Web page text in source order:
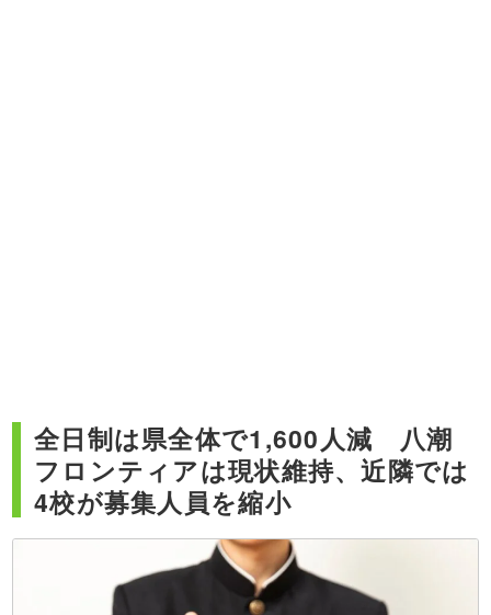
全日制は県全体で1,600人減 八潮
フロンティアは現状維持、近隣では
4校が募集人員を縮小